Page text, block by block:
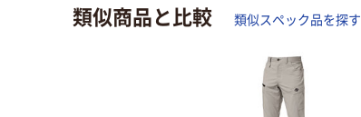
類似商品と比較 類似スペック品を探す